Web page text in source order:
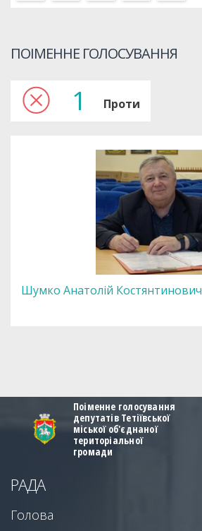
ПОІМЕННЕ ГОЛОСУВАННЯ
1 Проти
Шумко Анатолій Костянтинович
Поіменне голосування
депутатів Тетіївської
міської об'єднаної
територіальної
громади
РАДА
Голова